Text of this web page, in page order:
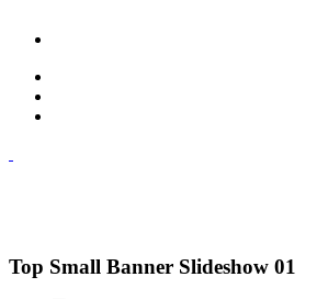
Top Small Banner Slideshow 01